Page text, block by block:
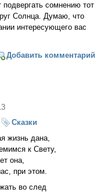
сомнению тот
Солнца. Думаю, что
интересующего вас
Добавить комментарий
Сказки
жизнь дана,
к Свету,
она,
при этом.
во след